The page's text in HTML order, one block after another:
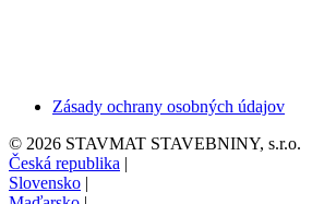
Zásady ochrany osobných údajov
© 2026 STAVMAT STAVEBNINY, s.r.o.
Česká republika |
Slovensko |